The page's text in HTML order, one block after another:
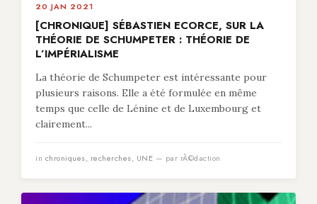
20 JAN 2021
[CHRONIQUE] SÉBASTIEN ECORCE, SUR LA
THÉORIE DE SCHUMPETER : THÉORIE DE
L’IMPÉRIALISME
La théorie de Schumpeter est intéressante pour
plusieurs raisons. Elle a été formulée en même
temps que celle de Lénine et de Luxembourg et
clairement...
in chroniques, recherches, UNE — par rÃ©daction